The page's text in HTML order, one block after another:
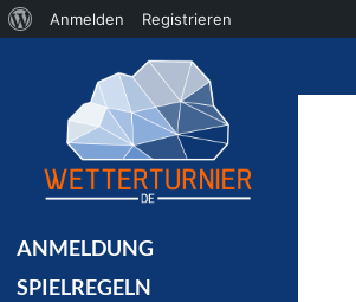
ANMELDUNG
SPIELREGELN
Über
Anmelden Registrieren